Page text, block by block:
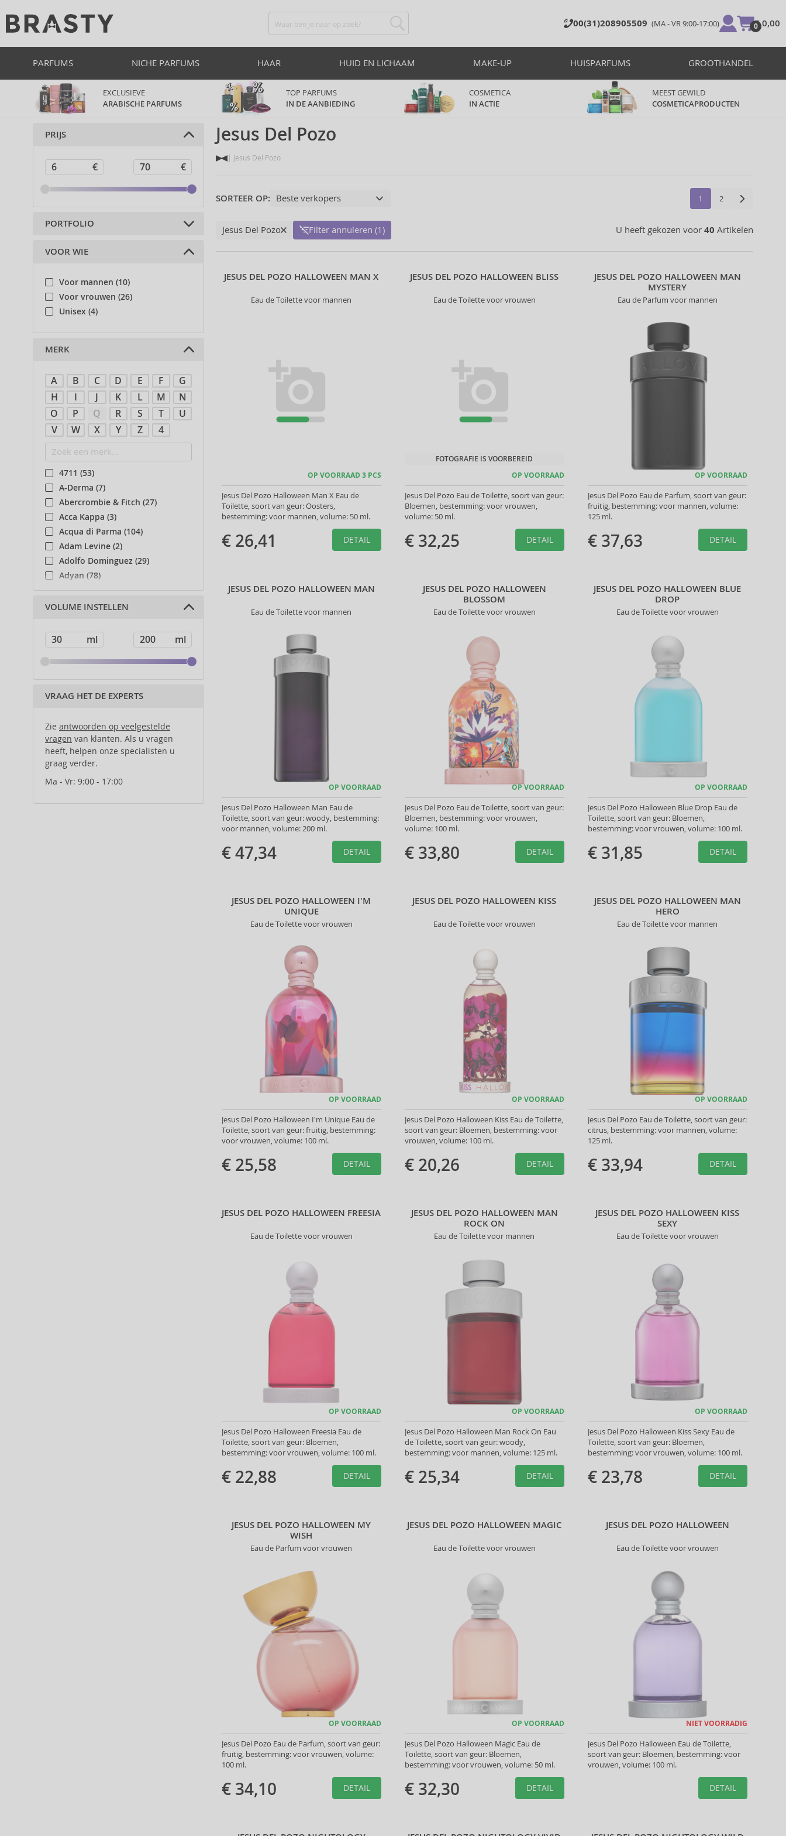
00(31)208905509 (MA - VR 9:00-17:00) 0
€ 0,00
PARFUMS NICHE PARFUMS HAAR HUID EN LICHAAM MAKE-UP HUISPARFUMS GROOTHANDEL
EXCLUSIEVE
ARABISCHE PARFUMS
TOP PARFUMS
IN DE AANBIEDING
COSMETICA
IN ACTIE
MEEST GEWILD
COSMETICAPRODUCTEN
Jesus Del Pozo
Jesus Del Pozo
1 2
SORTEER OP:
U heeft gekozen voor 40 Artikelen
Jesus Del Pozo Filter annuleren (1)
JESUS DEL POZO HALLOWEEN MAN X
Eau de Toilette voor mannen
OP VOORRAAD 3 PCS
Jesus Del Pozo Halloween Man X Eau de
Toilette, soort van geur: Oosters,
bestemming: voor mannen, volume: 50 ml.
€ 26,41 DETAIL
JESUS DEL POZO HALLOWEEN BLISS
Eau de Toilette voor vrouwen
FOTOGRAFIE IS VOORBEREID
OP VOORRAAD
Jesus Del Pozo Eau de Toilette, soort van geur:
Bloemen, bestemming: voor vrouwen,
volume: 50 ml.
€ 32,25 DETAIL
JESUS DEL POZO HALLOWEEN MAN
MYSTERY
Eau de Parfum voor mannen
OP VOORRAAD
Jesus Del Pozo Eau de Parfum, soort van geur:
fruitig, bestemming: voor mannen, volume:
125 ml.
€ 37,63 DETAIL
JESUS DEL POZO HALLOWEEN MAN
Eau de Toilette voor mannen
OP VOORRAAD
Jesus Del Pozo Halloween Man Eau de
Toilette, soort van geur: woody, bestemming:
voor mannen, volume: 200 ml.
€ 47,34 DETAIL
JESUS DEL POZO HALLOWEEN
BLOSSOM
Eau de Toilette voor vrouwen
OP VOORRAAD
Jesus Del Pozo Eau de Toilette, soort van geur:
Bloemen, bestemming: voor vrouwen,
volume: 100 ml.
€ 33,80 DETAIL
JESUS DEL POZO HALLOWEEN BLUE
DROP
Eau de Toilette voor vrouwen
OP VOORRAAD
Jesus Del Pozo Halloween Blue Drop Eau de
Toilette, soort van geur: Bloemen,
bestemming: voor vrouwen, volume: 100 ml.
€ 31,85 DETAIL
JESUS DEL POZO HALLOWEEN I'M
UNIQUE
Eau de Toilette voor vrouwen
OP VOORRAAD
Jesus Del Pozo Halloween I'm Unique Eau de
Toilette, soort van geur: fruitig, bestemming:
voor vrouwen, volume: 100 ml.
€ 25,58 DETAIL
JESUS DEL POZO HALLOWEEN KISS
Eau de Toilette voor vrouwen
OP VOORRAAD
Jesus Del Pozo Halloween Kiss Eau de Toilette,
soort van geur: Bloemen, bestemming: voor
vrouwen, volume: 100 ml.
€ 20,26 DETAIL
JESUS DEL POZO HALLOWEEN MAN
HERO
Eau de Toilette voor mannen
OP VOORRAAD
Jesus Del Pozo Eau de Toilette, soort van geur:
citrus, bestemming: voor mannen, volume:
125 ml.
€ 33,94 DETAIL
JESUS DEL POZO HALLOWEEN FREESIA
Eau de Toilette voor vrouwen
OP VOORRAAD
Jesus Del Pozo Halloween Freesia Eau de
Toilette, soort van geur: Bloemen,
bestemming: voor vrouwen, volume: 100 ml.
€ 22,88 DETAIL
JESUS DEL POZO HALLOWEEN MAN
ROCK ON
Eau de Toilette voor mannen
OP VOORRAAD
Jesus Del Pozo Halloween Man Rock On Eau
de Toilette, soort van geur: woody,
bestemming: voor mannen, volume: 125 ml.
€ 25,34 DETAIL
JESUS DEL POZO HALLOWEEN KISS
SEXY
Eau de Toilette voor vrouwen
OP VOORRAAD
Jesus Del Pozo Halloween Kiss Sexy Eau de
Toilette, soort van geur: Bloemen,
bestemming: voor vrouwen, volume: 100 ml.
€ 23,78 DETAIL
JESUS DEL POZO HALLOWEEN MY
WISH
Eau de Parfum voor vrouwen
OP VOORRAAD
Jesus Del Pozo Eau de Parfum, soort van geur:
fruitig, bestemming: voor vrouwen, volume:
100 ml.
€ 34,10 DETAIL
JESUS DEL POZO HALLOWEEN MAGIC
Eau de Toilette voor vrouwen
OP VOORRAAD
Jesus Del Pozo Halloween Magic Eau de
Toilette, soort van geur: Bloemen,
bestemming: voor vrouwen, volume: 50 ml.
€ 32,30 DETAIL
JESUS DEL POZO HALLOWEEN
Eau de Toilette voor vrouwen
NIET VOORRADIG
Jesus Del Pozo Halloween Eau de Toilette,
soort van geur: Bloemen, bestemming: voor
vrouwen, volume: 100 ml.
DETAIL
PRIJS
PORTFOLIO
Parfums (40)
VOOR WIE
Voor mannen (10)
Voor vrouwen (26)
Unisex (4)
MERK
A B C D E F
G
H
I J K L M
N
O
P Q R S T
U
V
W X Y Z 4
4711 (53)
A-Derma (7)
Abercrombie & Fitch (27)
Acca Kappa (3)
Acqua di Parma (104)
Adam Levine (2)
Adolfo Dominguez (29)
Adyan (78)
Affinage (1)
Afnan (83)
Ahava (49)
Aigner (41)
Ajmal (86)
Al Haramain (178)
Al Wataniah (79)
Alcina (156)
Alexander McQueen (2)
Alexandre.J (31)
Alfaparf Milano (175)
Alfred Sung (7)
VOLUME INSTELLEN
VRAAG HET DE EXPERTS
Zie antwoorden op veelgestelde
vragen van klanten. Als u vragen
heeft, helpen onze specialisten u
graag verder.
Ma - Vr: 9:00 - 17:00